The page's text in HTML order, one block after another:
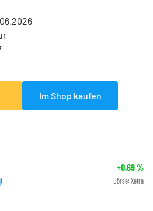
Im Shop kaufen
+0,69%
Börse: Xetra